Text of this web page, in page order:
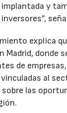
y
explica
Madrid, donde
de
al
las